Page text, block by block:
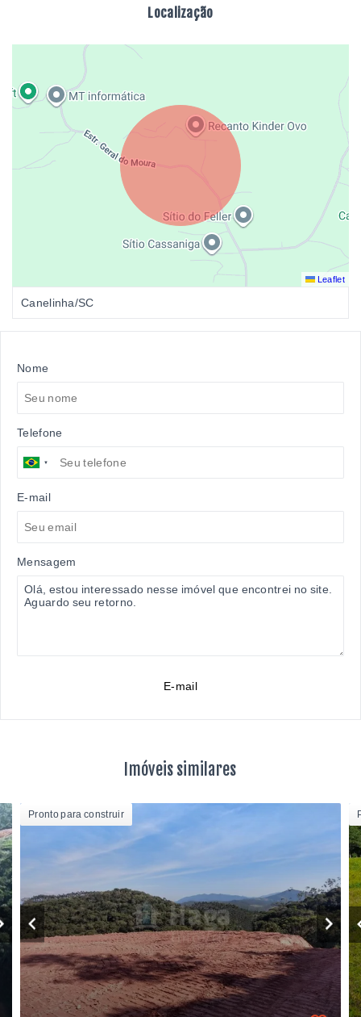
Localização
Leaflet
Canelinha/SC
Nome
Telefone
E-mail
Mensagem
E-mail
Imóveis similares
Pronto para construir